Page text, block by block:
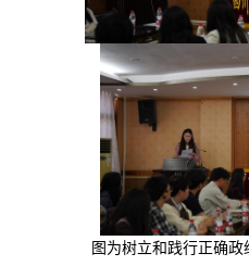
图为树立和践行正确